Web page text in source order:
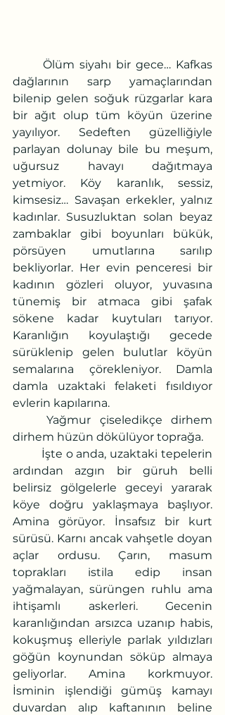
dağlarının sarp yamaçlarından
bilenip gelen soğuk rüzgarlar kara
bir ağıt olup tüm köyün üzerine
yayılıyor. Sedeften güzelliğiyle
parlayan dolunay bile bu meşum,
uğursuz havayı dağıtmaya
yetmiyor. Köy karanlık, sessiz,
kimsesiz… Savaşan erkekler, yalnız
kadınlar. Susuzluktan solan beyaz
zambaklar gibi boyunları bükük,
pörsüyen umutlarına sarılıp
bekliyorlar. Her evin penceresi bir
kadının gözleri oluyor, yuvasına
tünemiş bir atmaca gibi şafak
sökene kadar kuytuları tarıyor.
Karanlığın koyulaştığı gecede
sürüklenip gelen bulutlar köyün
semalarına çörekleniyor. Damla
damla uzaktaki felaketi fısıldıyor
evlerin kapılarına.
	Yağmur çiseledikçe dirhem
dirhem hüzün dökülüyor toprağa.
ardından azgın bir güruh belli
belirsiz gölgelerle geceyi yararak
köye doğru yaklaşmaya başlıyor.
Amina görüyor. İnsafsız bir kurt
sürüsü. Karnı ancak vahşetle doyan
açlar ordusu. Çarın, masum
toprakları istila edip insan
yağmalayan, sürüngen ruhlu ama
ihtişamlı askerleri. Gecenin
karanlığından arsızca uzanıp habis,
kokuşmuş elleriyle parlak yıldızları
göğün koynundan söküp almaya
geliyorlar. Amina korkmuyor.
İsminin işlendiği gümüş kamayı
duvardan alıp kaftanının beline